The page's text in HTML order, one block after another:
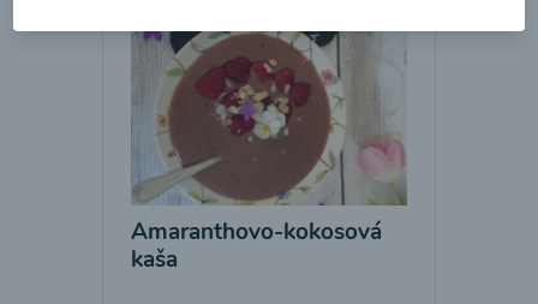
Amaranthovo-kokosová
kaša